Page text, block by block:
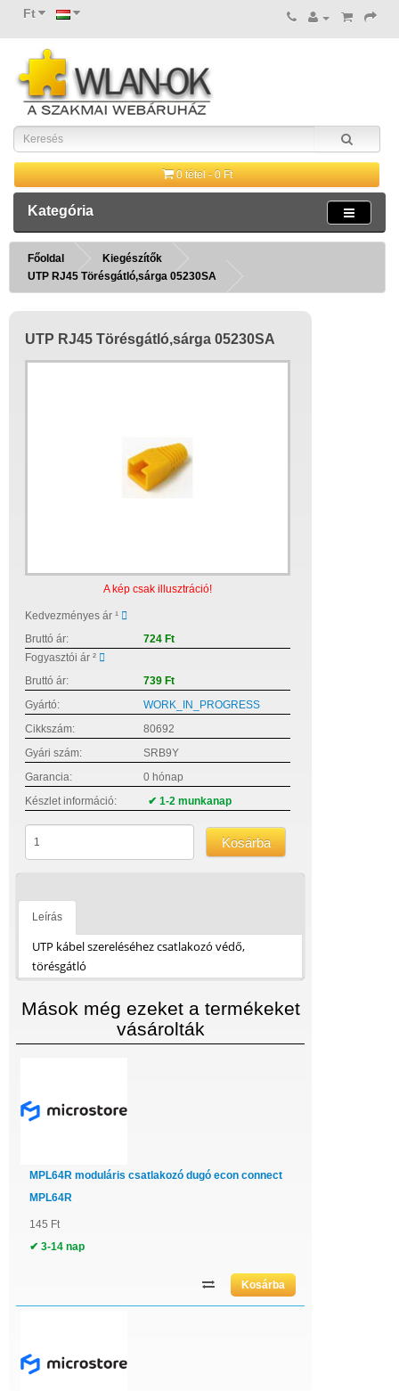
Ft
0 tétel - 0 Ft
Kategória
Főoldal
Kiegészítők
UTP RJ45 Törésgátló,sárga 05230SA
UTP RJ45 Törésgátló,sárga 05230SA
A kép csak illusztráció!
Kedvezményes ár ¹
Bruttó ár:
724 Ft
Fogyasztói ár ²
Bruttó ár:
739 Ft
Gyártó:
WORK_IN_PROGRESS
Cikkszám:
80692
Gyári szám:
SRB9Y
Garancia:
0 hónap
Készlet információ:
✔ 1-2 munkanap
Kosárba
Leírás
UTP kábel szereléséhez csatlakozó védő,
törésgátló
Mások még ezeket a termékeket
vásárolták
MPL64R moduláris csatlakozó dugó econ connect
MPL64R
145 Ft
✔ 3-14 nap